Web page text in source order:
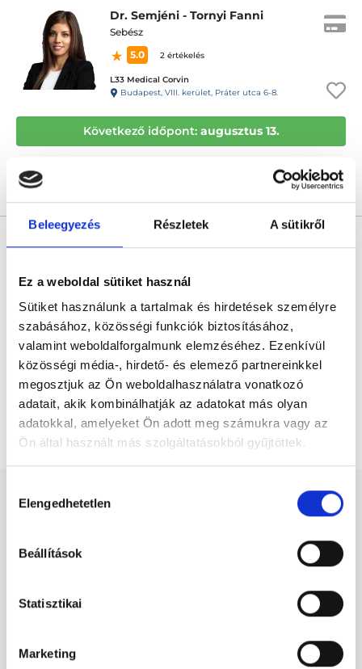
Beleegyezés Részletek A sütikről
Ez a weboldal sütiket használ
Sütiket használunk a tartalmak és hirdetések személyre
szabásához, közösségi funkciók biztosításához,
valamint weboldalforgalmunk elemzéséhez. Ezenkívül
közösségi média-, hirdető- és elemező partnereinkkel
megosztjuk az Ön weboldalhasználatra vonatkozó
adatait, akik kombinálhatják az adatokat más olyan
adatokkal, amelyeket Ön adott meg számukra vagy az
Ön által használt más szolgáltatásokból gyűjtöttek.
szabályzat:https://foglaljorvost.hu/info/foglaljorvost-
kiválasztása
Elengedhetetlen
Beállítások
Statisztikai
Marketing
Dr. Semjéni - Tornyi Fanni
Sebész
5.0
2 értékelés
L33 Medical Corvin
Budapest, VIII. kerület, Práter utca 6-8.
Következő időpont: augusztus 13.
Profil
* Szakorvos jelölt (rezidens): általános orvosi oklevéllel rendelkező
orvos, aki jogszabályok szerinti szakorvosi szakképesítés
felelősséggel tartozik és azt közvetlenül felügyeli az egészségügyi
szakorvosjelölt önállóan láthat el feladatokat. A foglaljorvost.hu
felelősségét kizárja esetleges névazonosságért bármely szakorvos
és szakorvosjelölt esetén.
Főoldal Lézersebész
Közönséges szemölcs eltávolítása
Lézersebész - Lézersebészet